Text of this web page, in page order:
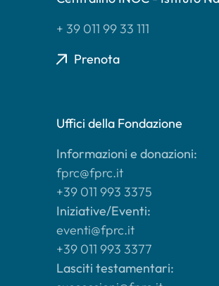
+ 39 011 99 33 111
Prenota
Uffici della Fondazione
Informazioni e donazioni:
fprc@fprc.it
+39 011 993 3375
Iniziative/Eventi:
eventi@fprc.it
+39 011 993 3377
Lasciti testamentari: